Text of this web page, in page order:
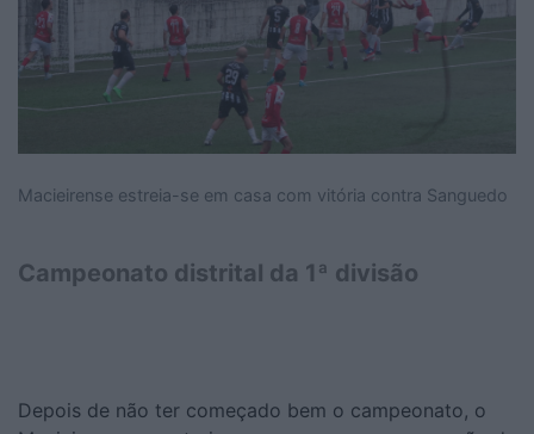
Macieirense estreia-se em casa com vitória contra Sanguedo
Campeonato distrital da 1ª divisão
Depois de não ter começado bem o campeonato, o